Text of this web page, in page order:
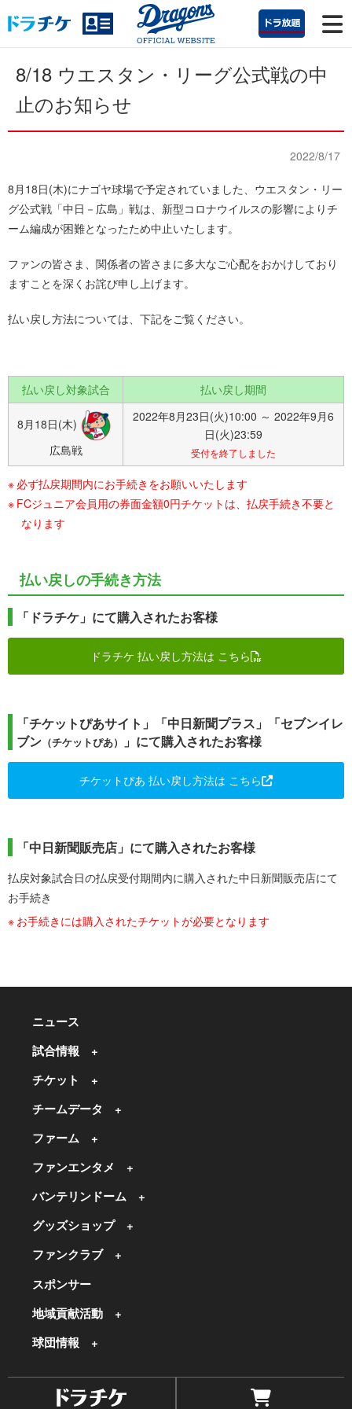
8/18 ウエスタン・リーグ公式戦の中
止のお知らせ
2022/8/17
8月18日(木)にナゴヤ球場で予定されていました、ウエスタン・リー
グ公式戦「中日－広島」戦は、新型コロナウイルスの影響によりチ
ーム編成が困難となったため中止いたします。
ファンの皆さま、関係者の皆さまに多大なご心配をおかけしており
ますことを深くお詫び申し上げます。
払い戻し方法については、下記をご覧ください。
払い戻し対象試合 払い戻し期間
8月18日(木)
広島戦
2022年8月23日(火)10:00 ～ 2022年9月6
日(火)23:59
受付を終了しました
必ず払戻期間内にお手続きをお願いいたします
FCジュニア会員用の券面金額0円チケットは、払戻手続き不要と
なります
払い戻しの手続き方法
「ドラチケ」にて購入されたお客様
ドラチケ 払い戻し方法は こちら
「チケットぴあサイト」「中日新聞プラス」「セブンイレ
ブン （チケットぴあ） 」にて購入されたお客様
チケットぴあ 払い戻し方法は こちら
「中日新聞販売店」にて購入されたお客様
払戻対象試合日の払戻受付期間内に購入された中日新聞販売店にて
お手続き
お手続きには購入されたチケットが必要となります
ニュース
試合情報
チケット
チームデータ
ファーム
ファンエンタメ
バンテリンドーム
グッズショップ
ファンクラブ
スポンサー
地域貢献活動
球団情報